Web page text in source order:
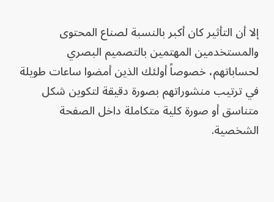
إلا أن التأثير كان أكبر بالنسبة لصناع المحتوى
والمستخدمين المهتمين بالتصميم البصري
لحساباتهم، خصوصاً أولئك الذين أمضوا ساعات طويلة
في ترتيب منشوراتهم بصورة دقيقة لتكوين شكل
متناسق أو صورة كلية متكاملة داخل الصفحة
الشخصية.